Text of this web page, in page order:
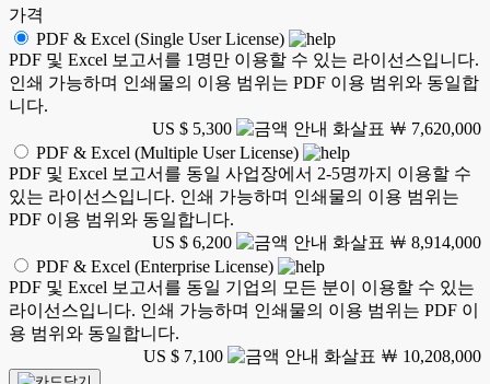
가격
PDF & Excel (Single User License)
PDF 및 Excel 보고서를 1명만 이용할 수 있는 라이선스입니다.
인쇄 가능하며 인쇄물의 이용 범위는 PDF 이용 범위와 동일합
니다.
US $ 5,300
￦ 7,620,000
PDF & Excel (Multiple User License)
PDF 및 Excel 보고서를 동일 사업장에서 2-5명까지 이용할 수
있는 라이선스입니다. 인쇄 가능하며 인쇄물의 이용 범위는
PDF 이용 범위와 동일합니다.
US $ 6,200
￦ 8,914,000
PDF & Excel (Enterprise License)
PDF 및 Excel 보고서를 동일 기업의 모든 분이 이용할 수 있는
라이선스입니다. 인쇄 가능하며 인쇄물의 이용 범위는 PDF 이
용 범위와 동일합니다.
US $ 7,100
￦ 10,208,000